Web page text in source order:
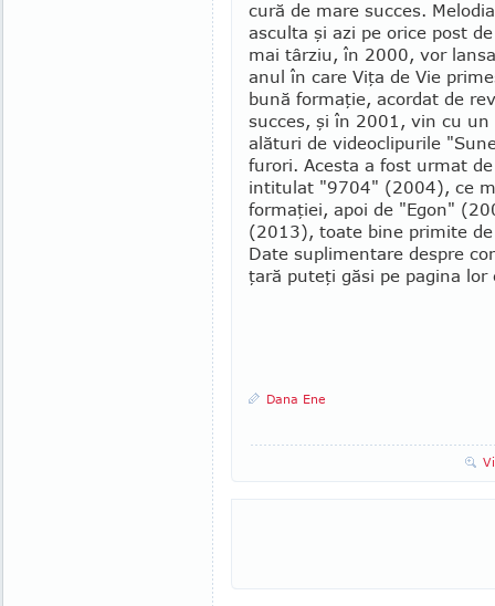
cură de mare succes.
asculta şi azi pe orice post
mai târziu, în 2000, vor
anul în care Viţa de Vie
bună formaţie, acordat de
succes, şi în 2001, vin cu
alături de videoclipurile
furori. Acesta a fost urmat
intitulat "9704" (2004), ce
formaţiei, apoi de "Egon"
(2013), toate bine primite
Date suplimentare despre
ţară puteţi găsi pe pagina lor
Dana Ene